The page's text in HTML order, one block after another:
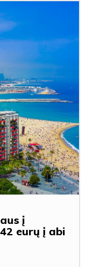
į
eurų į abi